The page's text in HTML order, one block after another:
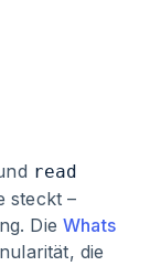
read
steckt –
DieWhats
die